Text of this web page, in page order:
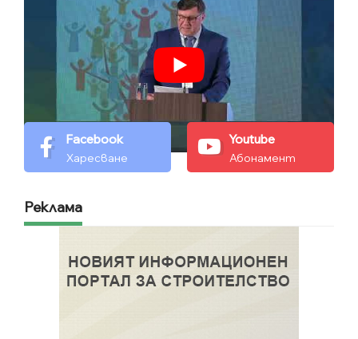
Facebook
Харесване
Youtube
Абонамент
Реклама